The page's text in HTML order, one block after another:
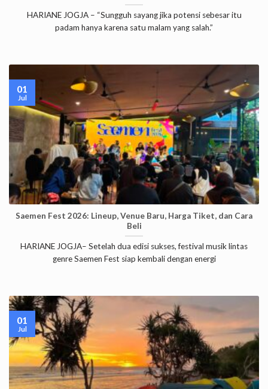
HARIANE JOGJA – “Sungguh sayang jika potensi sebesar itu
padam hanya karena satu malam yang salah.”
Saemen Fest 2026: Lineup, Venue Baru, Harga Tiket, dan Cara
Beli
HARIANE JOGJA– Setelah dua edisi sukses, festival musik lintas
genre Saemen Fest siap kembali dengan energi
01
Jul
01
Jul